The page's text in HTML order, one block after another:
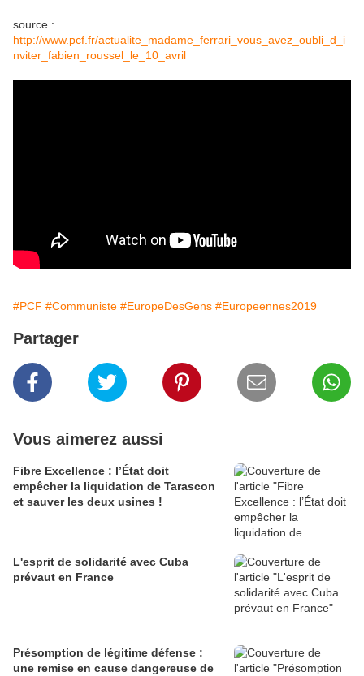
source :
http://www.pcf.fr/actualite_madame_ferrari_vous_avez_oubli_d_i
nviter_fabien_roussel_le_10_avril
#PCF #Communiste #EuropeDesGens #Europeennes2019
Partager
Vous aimerez aussi
Fibre Excellence : l’État doit
empêcher la liquidation de Tarascon
et sauver les deux usines !
L'esprit de solidarité avec Cuba
prévaut en France
Présomption de légitime défense :
une remise en cause dangereuse de